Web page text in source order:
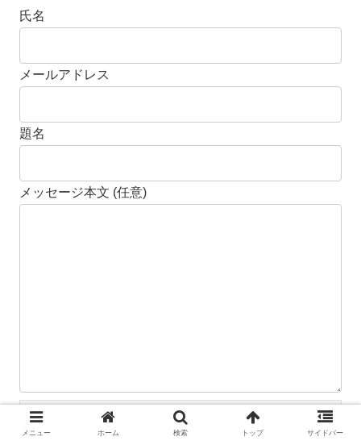
氏名
メールアドレス
題名
メッセージ本文 (任意)
メニュー ホーム 検索 トップ サイドバー